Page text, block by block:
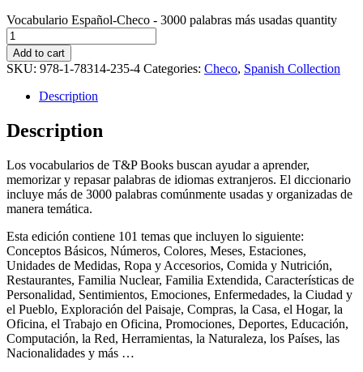
Vocabulario Español-Checo - 3000 palabras más usadas quantity
Add to cart
SKU: 978-1-78314-235-4 Categories: Checo, Spanish Collection
Description
Description
Los vocabularios de T&P Books buscan ayudar a aprender,
memorizar y repasar palabras de idiomas extranjeros. El diccionario
incluye más de 3000 palabras comúnmente usadas y organizadas de
manera temática.
Esta edición contiene 101 temas que incluyen lo siguiente:
Conceptos Básicos, Números, Colores, Meses, Estaciones,
Unidades de Medidas, Ropa y Accesorios, Comida y Nutrición,
Restaurantes, Familia Nuclear, Familia Extendida, Características de
Personalidad, Sentimientos, Emociones, Enfermedades, la Ciudad y
el Pueblo, Exploración del Paisaje, Compras, la Casa, el Hogar, la
Oficina, el Trabajo en Oficina, Promociones, Deportes, Educación,
Computación, la Red, Herramientas, la Naturaleza, los Países, las
Nacionalidades y más …